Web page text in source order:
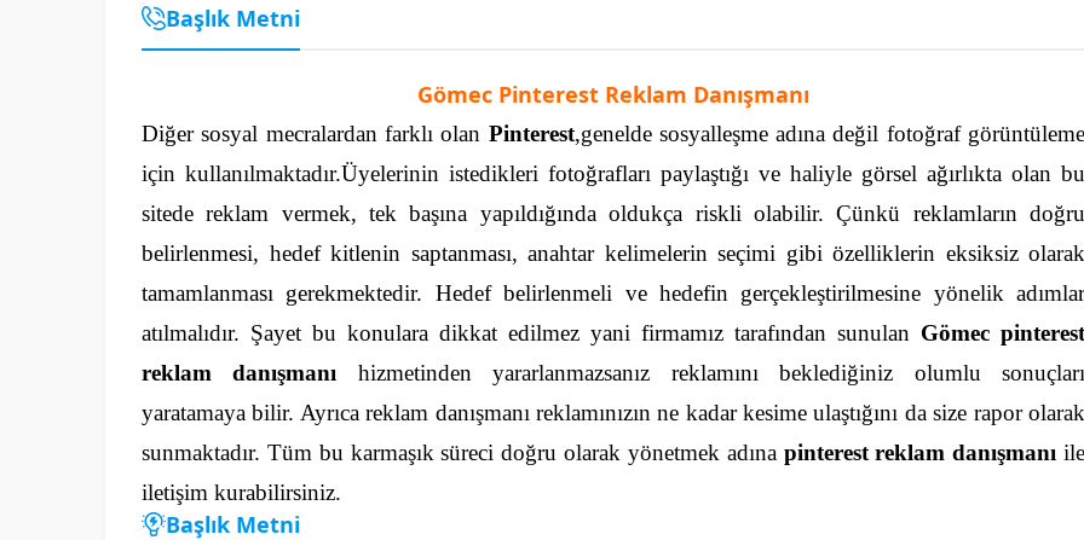
Başlık Metni
Gömec Pinterest Reklam Danışmanı
Diğer sosyal mecralardan farklı olan Pinterest,genelde sosyalleşme adına değil fotoğraf görüntüleme
için kullanılmaktadır.Üyelerinin istedikleri fotoğrafları paylaştığı ve haliyle görsel ağırlıkta olan bu
sitede reklam vermek, tek başına yapıldığında oldukça riskli olabilir. Çünkü reklamların doğru
belirlenmesi, hedef kitlenin saptanması, anahtar kelimelerin seçimi gibi özelliklerin eksiksiz olarak
tamamlanması gerekmektedir. Hedef belirlenmeli ve hedefin gerçekleştirilmesine yönelik adımlar
atılmalıdır. Şayet bu konulara dikkat edilmez yani firmamız tarafından sunulan Gömec pinterest
reklam danışmanı hizmetinden yararlanmazsanız reklamını beklediğiniz olumlu sonuçları
yaratamaya bilir. Ayrıca reklam danışmanı reklamınızın ne kadar kesime ulaştığını da size rapor olarak
sunmaktadır. Tüm bu karmaşık süreci doğru olarak yönetmek adına pinterest reklam danışmanı ile
iletişim kurabilirsiniz.
Başlık Metni